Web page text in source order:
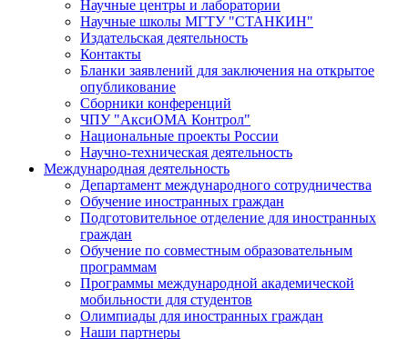
Научные центры и лаборатории
Научные школы МГТУ "СТАНКИН"
Издательская деятельность
Контакты
Бланки заявлений для заключения на открытое
опубликование
Сборники конференций
ЧПУ "АксиОМА Контрол"
Национальные проекты России
Научно-техническая деятельность
Международная деятельность
Департамент международного сотрудничества
Обучение иностранных граждан
Подготовительное отделение для иностранных
граждан
Обучение по совместным образовательным
программам
Программы международной академической
мобильности для студентов
Олимпиады для иностранных граждан
Наши партнеры